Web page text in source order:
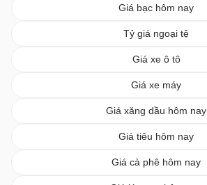
Giá bạc hôm nay
Tỷ giá ngoại tệ
Giá xe ô tô
Giá xe máy
Giá xăng dầu hôm nay
Giá tiêu hôm nay
Giá cà phê hôm nay